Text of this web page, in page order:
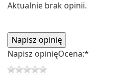
Aktualnie brak opinii.
Napisz opinięOcena:*